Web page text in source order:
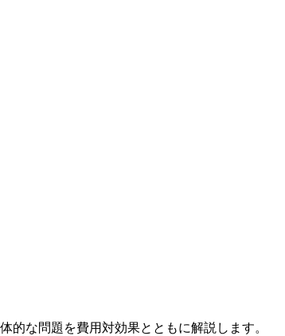
な問題を費用対効果とともに解説します。